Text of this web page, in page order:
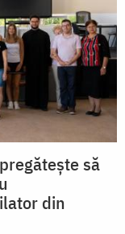
să
din